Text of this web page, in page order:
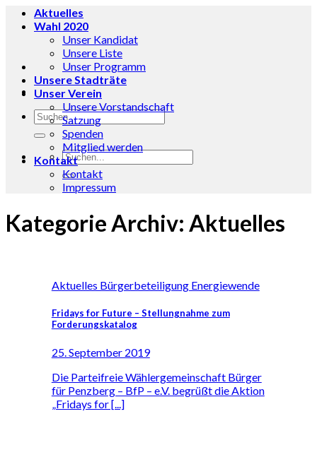
Aktuelles
Wahl 2020
Unser Kandidat
Unsere Liste
Unser Programm
Unsere Stadträte
Unser Verein
Unsere Vorstandschaft
Satzung
Spenden
Mitglied werden
Kontakt
Kontakt
Impressum
Kategorie Archiv: Aktuelles
Aktuelles Bürgerbeteiligung Energiewende
Fridays for Future – Stellungnahme zum
Forderungskatalog
25. September 2019
Die Parteifreie Wählergemeinschaft Bürger
für Penzberg – BfP – e.V. begrüßt die Aktion
„Fridays for [...]